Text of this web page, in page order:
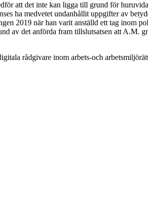
att det inte kan ligga till grund för
ha medvetet undanhållit uppgifter av
2019 när han varit anställd ett tag inom
av det anförda fram tillslutsatsen att A.M.
rådgivare inom arbets-och